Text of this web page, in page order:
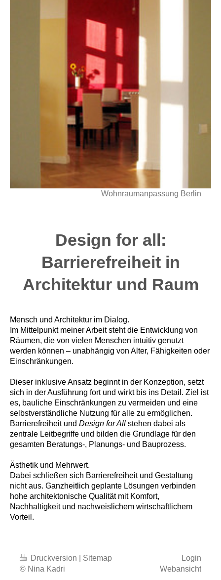
Wohnraumanpassung Berlin
Design for all:
Barrierefreiheit in
Architektur und Raum
Mensch und Architektur im Dialog.
Im Mittelpunkt meiner Arbeit steht die Entwicklung von
Räumen, die von vielen Menschen intuitiv genutzt
werden können – unabhängig von Alter, Fähigkeiten oder
Einschränkungen.
Dieser inklusive Ansatz beginnt in der Konzeption, setzt
sich in der Ausführung fort und wirkt bis ins Detail. Ziel ist
es, bauliche Einschränkungen zu vermeiden und eine
selbstverständliche Nutzung für alle zu ermöglichen.
Barrierefreiheit und Design for All stehen dabei als
zentrale Leitbegriffe und bilden die Grundlage für den
gesamten Beratungs-, Planungs- und Bauprozess.
Ästhetik und Mehrwert.
Dabei schließen sich Barrierefreiheit und Gestaltung
nicht aus. Ganzheitlich geplante Lösungen verbinden
hohe architektonische Qualität mit Komfort,
Nachhaltigkeit und nachweislichem wirtschaftlichem
Vorteil.
Druckversion
Sitemap
© Nina Kadri
Login
Webansicht